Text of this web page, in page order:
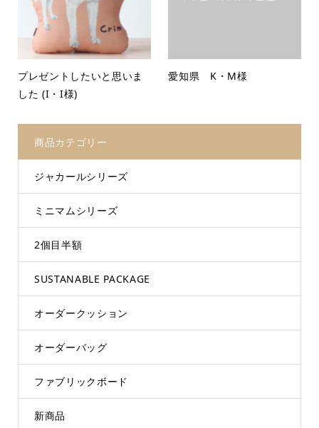
プレゼントしたいと思いま
した (I・I様)
愛知県 K・M様
商品カテゴリー
ジャカールシリーズ
ミニマムシリーズ
2個目半額
SUSTANABLE PACKAGE
オーダークッション
オーダーバッグ
ファブリックボード
新商品